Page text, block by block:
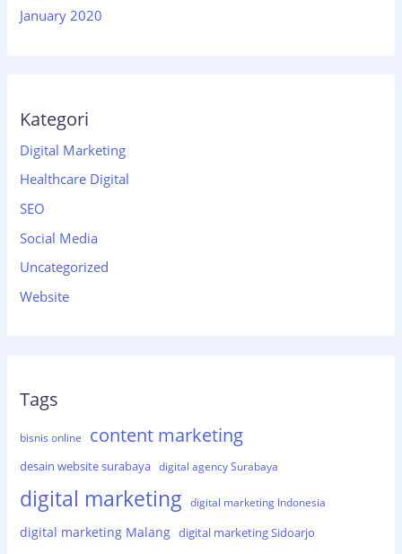
January 2020
Kategori
Digital Marketing
Healthcare Digital
SEO
Social Media
Uncategorized
Website
Tags
bisnis online content marketing
desain website surabaya digital agency Surabaya
digital marketing digital marketing Indonesia
digital marketing Malang digital marketing Sidoarjo